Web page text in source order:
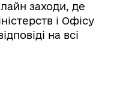
заходи, де
і Офісу
на всі